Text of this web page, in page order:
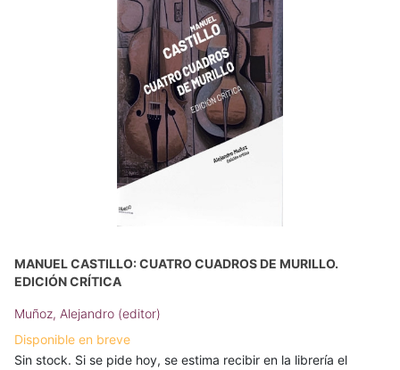
MANUEL CASTILLO: CUATRO CUADROS DE MURILLO.
EDICIÓN CRÍTICA
Muñoz, Alejandro (editor)
Disponible en breve
Sin stock. Si se pide hoy, se estima recibir en la librería el